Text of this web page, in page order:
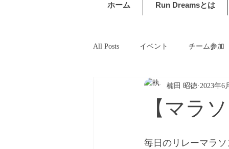
ホーム Run Dreamsとは
All Posts イベント チーム参加
【マラ
楠田 昭徳 2023年6
毎日のリレーマラ